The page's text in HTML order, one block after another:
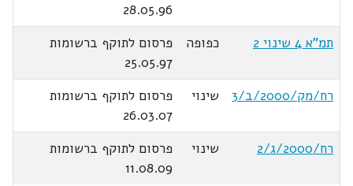
28.05.96
תמ"א 4 שינוי 2
כפופה
פרסום לתוקף ברשומות
25.05.97
רח/מק/2000/ב/3
שינוי
פרסום לתוקף ברשומות
26.03.07
רח/2000/ג/2
שינוי
פרסום לתוקף ברשומות
11.08.09